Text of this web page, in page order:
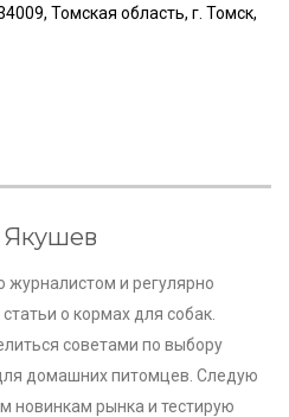
Томская область, г. Томск,
журналистом и регулярно
о кормах для собак.
советами по выбору
домашних питомцев. Следую
новинкам рынка и тестирую